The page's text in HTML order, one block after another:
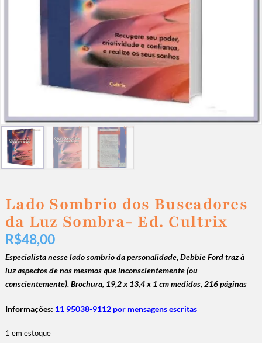
Lado Sombrio dos Buscadores
da Luz Sombra- Ed. Cultrix
R$48,00
Especialista nesse lado sombrio da personalidade, Debbie Ford traz à
luz aspectos de nos mesmos que inconscientemente (ou
conscientemente). Brochura, 19,2 x 13,4 x 1 cm medidas, 216 páginas
Informações: 11 95038-9112 por mensagens escritas
1 em estoque